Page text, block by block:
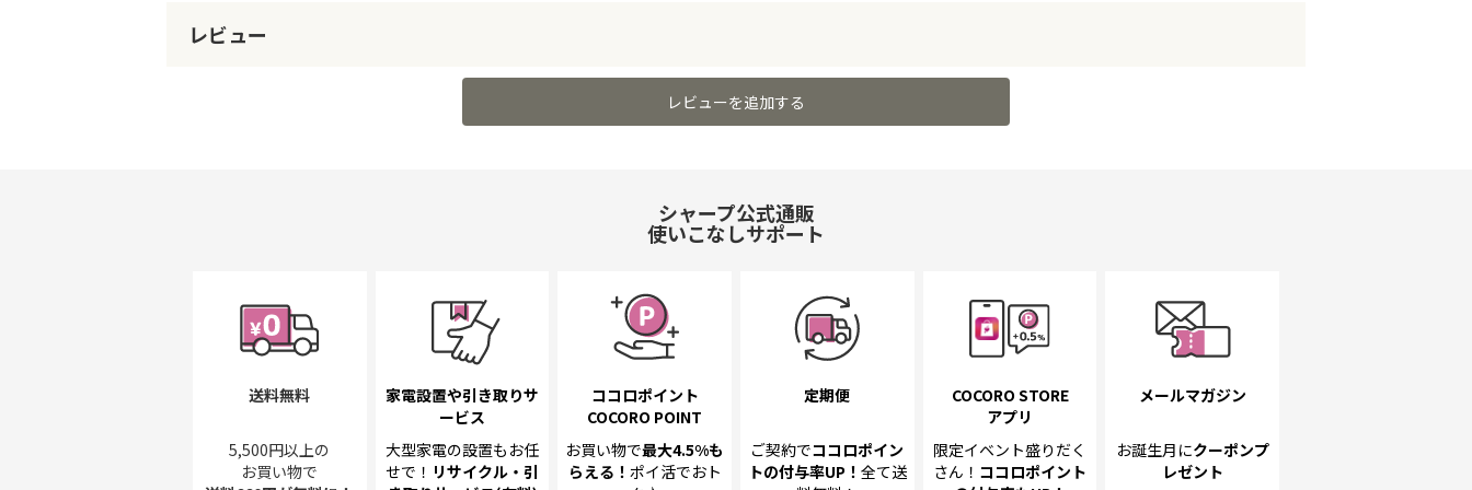
レビュー
レビューを追加する
シャープ公式通販
使いこなしサポート
送料無料
5,500円以上の
お買い物で
家電設置や引き取りサ
ービス
大型家電の設置も お任
せで！ リサイクル・引
ココロポイント
COCORO POINT
お買い物で最大4.5%も
らえる！ ポイ活でおト
定期便
ご契約でココロポイン
トの付与率UP！ 全て送
COCORO STORE
アプリ
限定イベント盛りだく
さん！ ココロポイント
メールマガジン
お誕生月にクーポンプ
レゼント